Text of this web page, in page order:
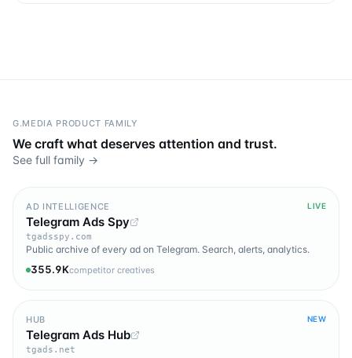
G.MEDIA PRODUCT FAMILY
We craft what deserves attention and trust.
See full family →
AD INTELLIGENCE LIVE
Telegram Ads Spy
tgadsspy.com
Public archive of every ad on Telegram. Search, alerts, analytics.
355.9Kcompetitor creatives
HUB NEW
Telegram Ads Hub
tgads.net